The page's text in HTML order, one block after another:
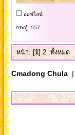
ออฟไลน์
กระทู้: 557
หน้า: [1]2 ทั้งหมด
Cmadong Chula|